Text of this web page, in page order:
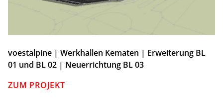
voestalpine | Werkhallen Kematen | Erweiterung BL
01 und BL 02 | Neuerrichtung BL 03
ZUM PROJEKT